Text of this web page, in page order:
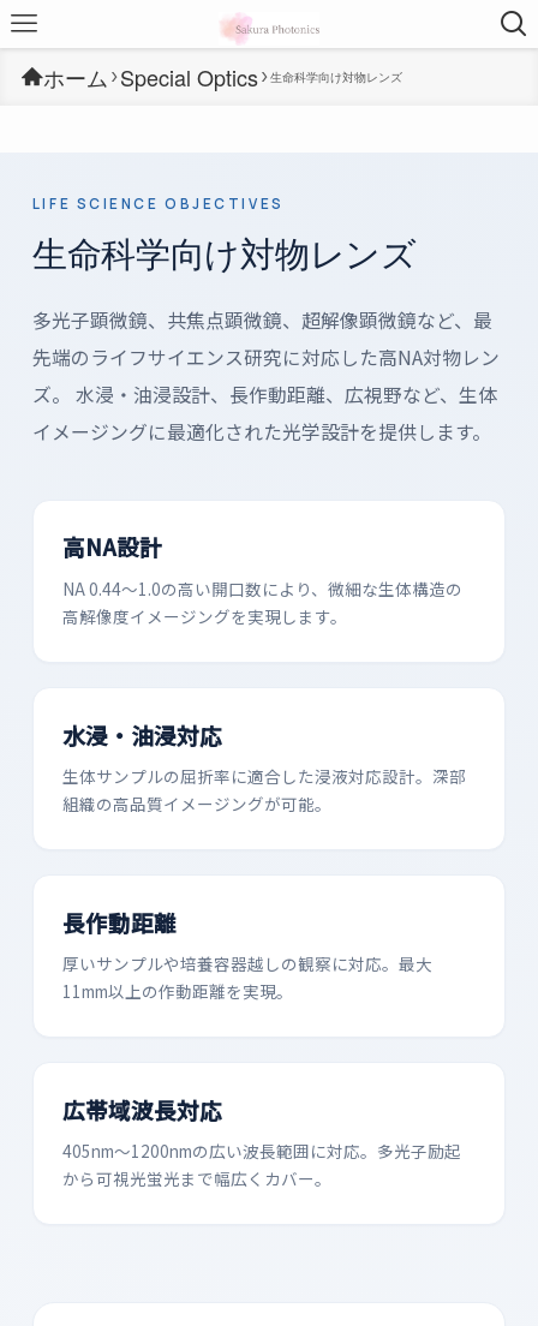
ホーム Special Optics 生命科学向け対物レンズ
LIFE SCIENCE OBJECTIVES
生命科学向け対物レンズ
多光子顕微鏡、共焦点顕微鏡、超解像顕微鏡など、最
先端のライフサイエンス研究に対応した高NA対物レン
ズ。 水浸・油浸設計、長作動距離、広視野など、生体
イメージングに最適化された光学設計を提供します。
高NA設計
NA 0.44〜1.0の高い開口数により、微細な生体構造の
高解像度イメージングを実現します。
水浸・油浸対応
生体サンプルの屈折率に適合した浸液対応設計。深部
組織の高品質イメージングが可能。
長作動距離
厚いサンプルや培養容器越しの観察に対応。最大
11mm以上の作動距離を実現。
広帯域波長対応
405nm〜1200nmの広い波長範囲に対応。多光子励起
から可視光蛍光まで幅広くカバー。